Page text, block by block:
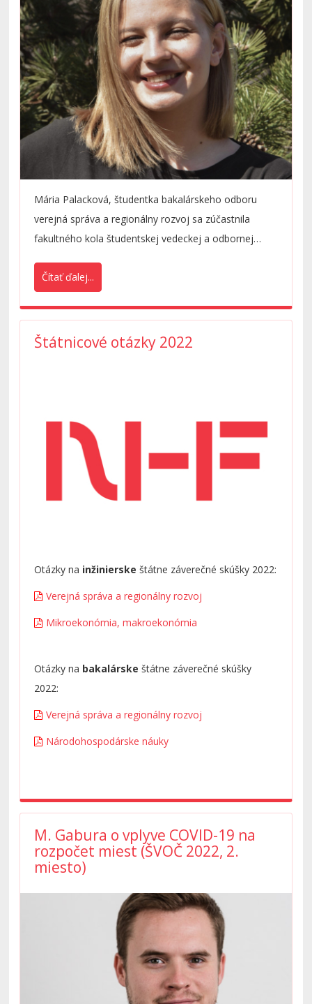
Cooperation.
Mária Palacková, študentka bakalárskeho odboru
verejná správa a regionálny rozvoj sa zúčastnila
fakultného kola študentskej vedeckej a odbornej
Čítať ďalej...
Štátnicové otázky 2022
Otázky na inžinierske štátne záverečné skúšky 2022:
Verejná správa a regionálny rozvoj
Mikroekonómia, makroekonómia
Otázky na bakalárske štátne záverečné skúšky
2022:
Verejná správa a regionálny rozvoj
Národohospodárske náuky
M. Gabura o vplyve COVID-19 na
rozpočet miest (ŠVOČ 2022, 2.
miesto)